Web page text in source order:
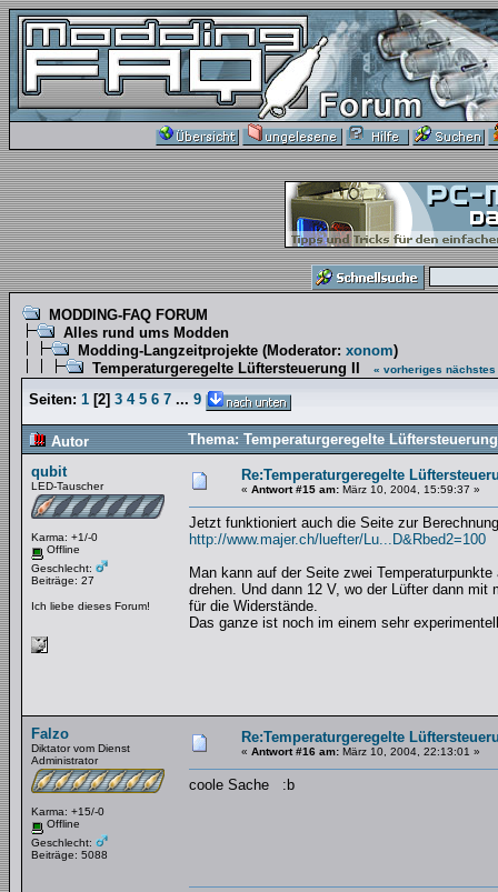
MODDING-FAQ FORUM
Alles rund ums Modden
Modding-Langzeitprojekte (Moderator: xonom)
Temperaturgeregelte Lüftersteuerung II
« vorheriges nächstes
Seiten: 1 [2] 3 4 5 6 7 ... 9
Autor
Thema: Temperaturgeregelte
qubit
LED-Tauscher
Karma: +1/-0
Offline
Geschlecht:
Beiträge: 27
Ich liebe dieses Forum!
Re:Temperaturgeregelte
« Antwort #15 am: März 10, 2004, 15:59:37 »
Jetzt funktioniert auch die Seite zur
http://www.majer.ch/luefter/Lu...D&Rbed2=100
Man kann auf der Seite zwei
drehen. Und dann 12 V, wo der Lüfter dann
für die Widerstände.
Das ganze ist noch im einem sehr
Falzo
Diktator vom Dienst
Administrator
Karma: +15/-0
Offline
Geschlecht:
Beiträge: 5088
Re:Temperaturgeregelte
« Antwort #16 am: März 10, 2004, 22:13:01 »
coole Sache :b